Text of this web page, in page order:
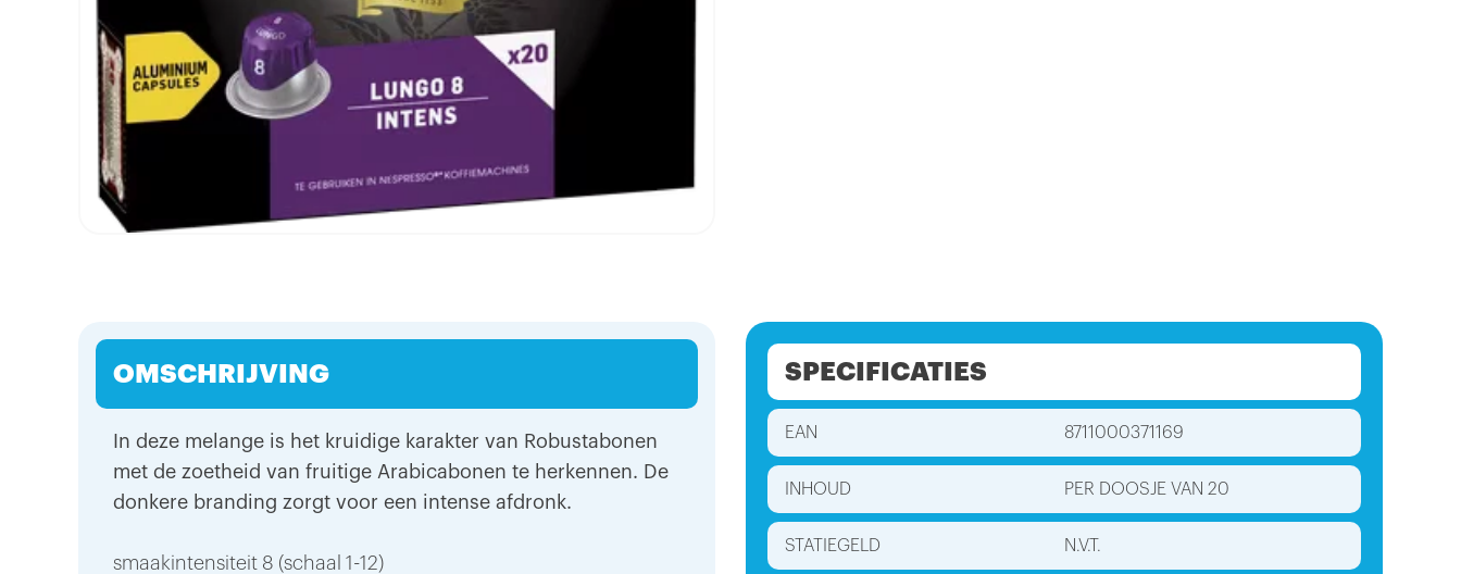
OMSCHRIJVING
In deze melange is het kruidige karakter van Robustabonen
met de zoetheid van fruitige Arabicabonen te herkennen. De
donkere branding zorgt voor een intense afdronk.
smaakintensiteit 8 (schaal 1-12)
SPECIFICATIES
EAN 8711000371169
INHOUD PER DOOSJE VAN 20
STATIEGELD N.V.T.